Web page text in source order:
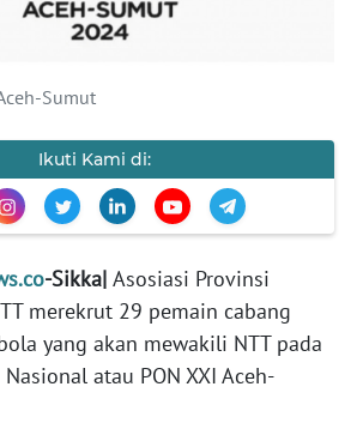
Sumut
Ikuti Kami di:
-Sikka| Asosiasi Provinsi
merekrut 29 pemain cabang
yang akan mewakili NTT pada
atau PON XXI Aceh-